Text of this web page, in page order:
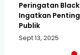
Peringatan
Ingatkan
Publik
Sept 13, 2025